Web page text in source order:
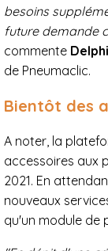
besoins
future demande
commente
de Pneumaclic.
Bientôt des
A noter, la
accessoires aux
2021. En
nouveaux
qu'un module de